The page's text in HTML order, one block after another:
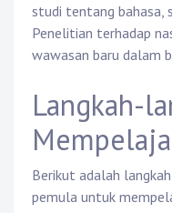
studi tentang bahasa,
Penelitian terhadap
wawasan baru dalam
Langkah-
Berikut adalah
pemula untuk